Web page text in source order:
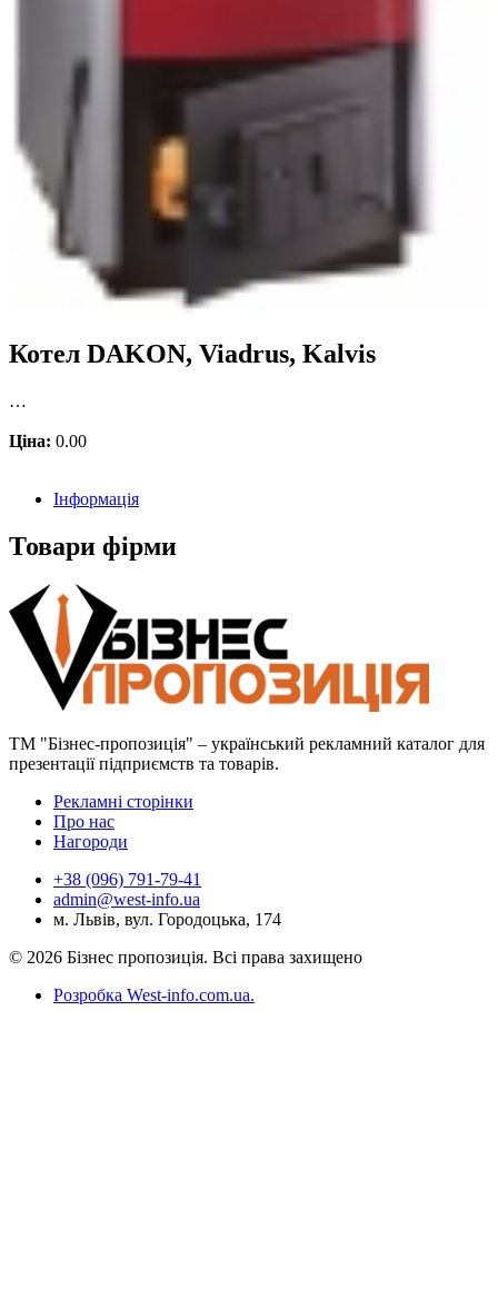
Котел DAKON, Viadrus, Kalvis
…
Ціна: 0.00
Інформація
Товари фірми
ТМ "Бізнес-пропозиція" – український рекламний каталог для
презентації підприємств та товарів.
Рекламні сторінки
Про нас
Нагороди
+38 (096) 791-79-41
admin@west-info.ua
м. Львів, вул. Городоцька, 174
© 2026 Бізнес пропозиція. Всі права захищено
Розробка West-info.com.ua.